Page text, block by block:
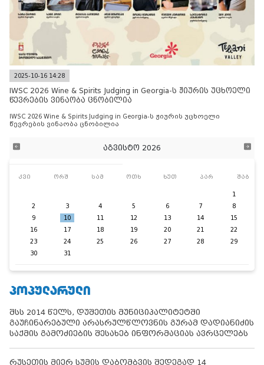
2025-10-16 14:28
IWSC 2026 Wine & Spirits Judging in Georgia-ს ჟიურის უცხოელი
წევრების ვინაობა ცნობილია
IWSC 2026 Wine & Spirits Judging in Georgia-ს ჟიურის უცხოელი
წევრების ვინაობა ცნობილია
აგვისტო 2026
კვი ორშ სამ ოთხ ხუთ პარ შაბ
1
2
3 4 5 6 7
8
9
10 11 12 13 14
15
16
17 18 19 20 21
22
23
24 25 26 27 28
29
30
31
ᲞᲝᲞᲣᲚᲐᲠᲣᲚᲘ
შსს 2014 წელს, დუშეთის მუნიციპალიტეტში
გაუჩინარებული არასრულწლოვნის გურამ დადიანიძის
საქმის გამოძიების შესახებ ინფორმაციას ავრცელებს
რუსეთის მიერ სუმის დაბომბვის შედეგად 14